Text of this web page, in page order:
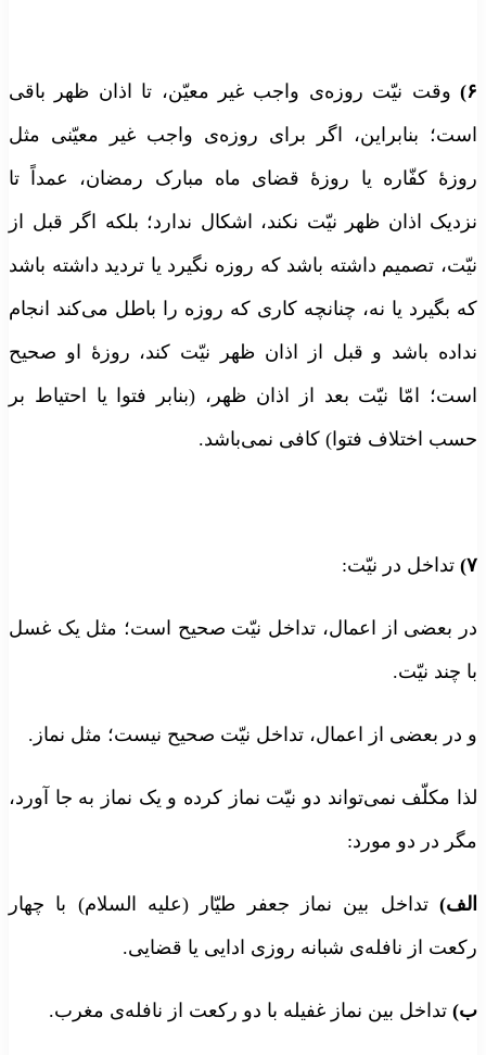
۶)
وقت نیّت روزه‌ی واجب غیر معیّن، تا اذان ظهر باقی
است؛ بنابراین، اگر برای روزه‌ی واجب غیر معیّنی مثل
روزۀ کفّاره یا روزۀ قضای ماه مبارک رمضان، عمداً تا
نزدیک اذان ظهر نیّت نکند، اشکال ندارد؛ بلکه اگر قبل از
نیّت، تصمیم داشته باشد که روزه نگیرد یا تردید داشته باشد
که بگیرد یا نه، چنانچه کاری که روزه را باطل می‌‌کند انجام
نداده باشد و قبل از اذان ظهر نیّت کند، روزۀ او صحیح
است؛ امّا نیّت بعد از اذان ظهر، (بنابر فتوا یا احتیاط بر
حسب اختلاف فتوا) کافی نمی‌باشد.
۷) تداخل در نیّت:
در بعضی از اعمال، تداخل نیّت صحیح است؛ مثل یک غسل
با چند نیّت.
و در بعضی از اعمال، تداخل نیّت صحیح نیست؛ مثل نماز.
لذا مکلّف نمی‌تواند دو نیّت نماز کرده و یک نماز به جا آورد،
مگر در دو مورد:
الف) تداخل بین نماز جعفر طیّار (علیه السلام) با چهار
رکعت از نافله‌ی شبانه‌ روزی ادایی یا قضایی.
ب) تداخل بین نماز غفیله با دو رکعت از نافله‌ی مغرب.